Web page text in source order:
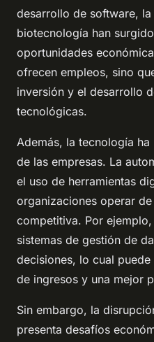
desarrollo de software,
biotecnología han
oportunidades
ofrecen empleos, sino
inversión y el desarrollo
tecnológicas.
Además, la tecnología ha
de las empresas. La
el uso de herramientas
organizaciones operar
competitiva. Por
sistemas de gestión de
decisiones, lo cual
de ingresos y una mejor
Sin embargo, la
presenta desafíos